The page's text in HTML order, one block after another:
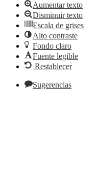
Aumentar texto
Disminuir texto
Escala de grises
Alto contraste
Fondo claro
Fuente legible
Restablecer
Sugerencias